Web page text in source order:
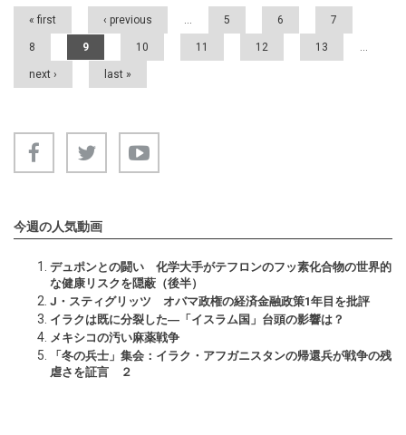
Pages
« first ‹ previous … 5 6 7
8 9 10 11 12 13 …
next › last »
今週の人気動画
デュポンとの闘い 化学大手がテフロンのフッ素化合物の世界的
な健康リスクを隠蔽（後半）
J・スティグリッツ オバマ政権の経済金融政策1年目を批評
イラクは既に分裂した―「イスラム国」台頭の影響は？
メキシコの汚い麻薬戦争
「冬の兵士」集会：イラク・アフガニスタンの帰還兵が戦争の残
虐さを証言 ２